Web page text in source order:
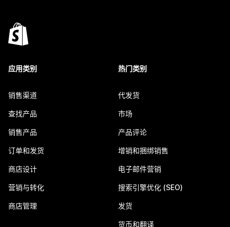
应用类别
销售渠道
查找产品
销售产品
订单和发货
商店设计
营销与转化
商店管理
热门类别
代发货
市场
产品评论
增销和捆绑销售
电子邮件营销
搜索引擎优化 (SEO)
发货
货币和翻译